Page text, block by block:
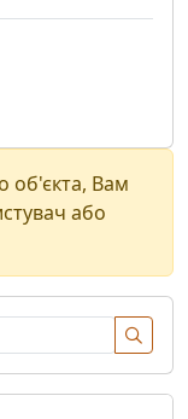
об'єкта, Вам
або